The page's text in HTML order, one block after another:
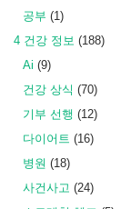
공부 (1)
4 건강 정보 (188)
Ai (9)
건강 상식 (70)
기부 선행 (12)
다이어트 (16)
병원 (18)
사건사고 (24)